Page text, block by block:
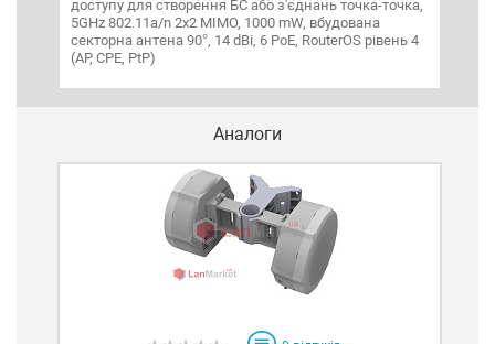
доступу для створення БС або з'єднань точка-точка,
5GHz 802.11a/n 2x2 MIMO, 1000 mW, вбудована
секторна антена 90°, 14 dBi, 6 PoE, RouterOS рівень 4
(AP, CPE, PtP)
Аналоги